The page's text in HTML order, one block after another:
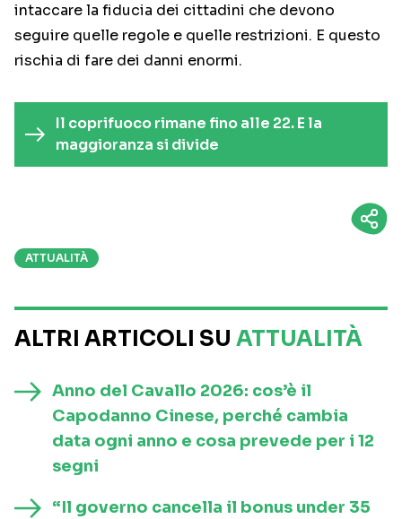
intaccare la fiducia dei cittadini che devono
seguire quelle regole e quelle restrizioni. E questo
rischia di fare dei danni enormi.
Il coprifuoco rimane fino alle 22. E la
maggioranza si divide
ATTUALITÀ
ALTRI ARTICOLI SU ATTUALITÀ
Anno del Cavallo 2026: cos’è il
Capodanno Cinese, perché cambia
data ogni anno e cosa prevede per i 12
segni
“Il governo cancella il bonus under 35